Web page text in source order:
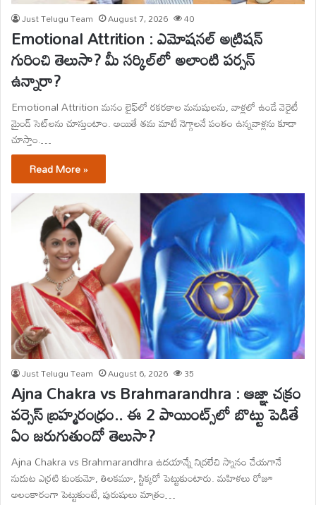
Just Telugu Team August 7, 2026 40
Emotional Attrition : ఎమోషనల్ అట్రిషన్
గురించి తెలుసా? మీ సర్కిల్‌లో అలాంటి పర్సన్
ఉన్నారా?
Emotional Attrition మనం లైఫ్‌లో రకరకాల మనుషులను, వాళ్లలో ఉండే వెరైటీ
మైండ్ సెట్‌లను చూస్తుంటాం. అయితే తమ మాటే నెగ్గాలనే పంతం ఉన్నవాళ్లను కూడా
చూస్తాం.…
Read More »
Just Telugu Team August 6, 2026 35
Ajna Chakra vs Brahmarandhra : ఆజ్ఞా చక్రం
వర్సెస్ బ్రహ్మరంధ్రం.. ఈ 2 పాయింట్స్‌లో బొట్టు పెడితే
ఏం జరుగుతుందో తెలుసా?
Ajna Chakra vs Brahmarandhra ఉదయాన్నే నిద్రలేచి స్నానం చేయగానే
నుదుట ఎర్రటి కుంకుమో, తిలకమూ, స్టిక్కరో పెట్టుకుంటారు. మహిళలు రోజూ
అలంకారంగా పెట్టుకుంటే, పురుషులు మాత్రం…